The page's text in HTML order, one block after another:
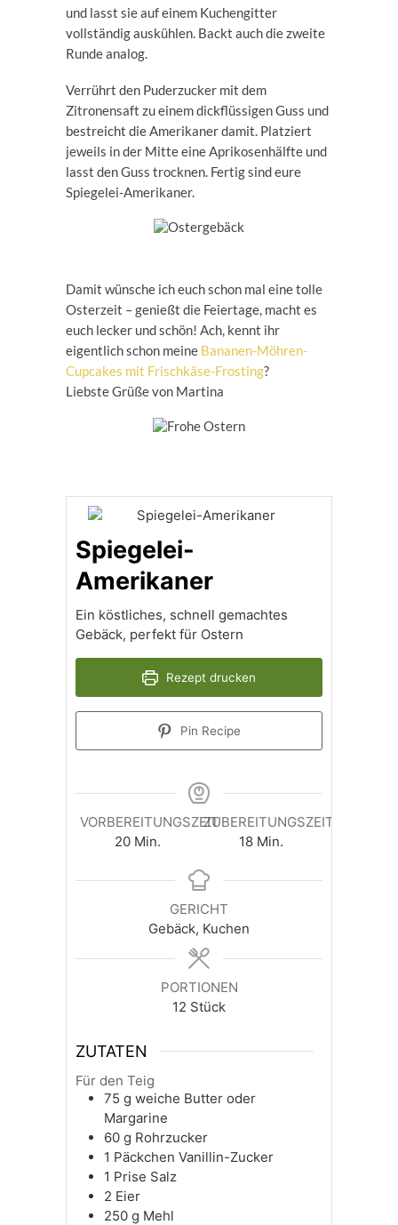
und lasst sie auf einem Kuchengitter
vollständig auskühlen. Backt auch die zweite
Runde analog.
Verrührt den Puderzucker mit dem
Zitronensaft zu einem dickflüssigen Guss und
bestreicht die Amerikaner damit. Platziert
jeweils in der Mitte eine Aprikosenhälfte und
lasst den Guss trocknen. Fertig sind eure
Spiegelei-Amerikaner.
Damit wünsche ich euch schon mal eine tolle
Osterzeit – genießt die Feiertage, macht es
euch lecker und schön! Ach, kennt ihr
eigentlich schon meine Bananen-Möhren-
Cupcakes mit Frischkäse-Frosting?
Liebste Grüße von Martina
Spiegelei-
Amerikaner
Ein köstliches, schnell gemachtes
Gebäck, perfekt für Ostern
Rezept drucken
Pin Recipe
VORBEREITUNGSZEIT
20Minuten
Min.
ZUBEREITUNGSZEIT
18Minuten
Min.
GERICHT
Gebäck, Kuchen
PORTIONEN
12 Stück
ZUTATEN
Für den Teig
75 g weiche Butter oder
Margarine
60 g Rohrzucker
1 Päckchen Vanillin-Zucker
1 Prise Salz
2 Eier
250 g Mehl